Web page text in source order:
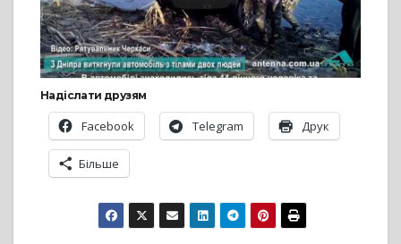
Надіслати друзям
Facebook Telegram Друк
Більше